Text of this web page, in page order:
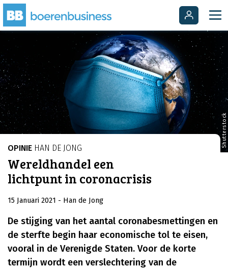
Shutterstock
OPINIE HAN DE JONG
Wereldhandel een
lichtpunt in coronacrisis
15 Januari 2021 - Han de Jong
De stijging van het aantal coronabesmettingen en
de sterfte begin haar economische tol te eisen,
vooral in de Verenigde Staten. Voor de korte
termijn wordt een verslechtering van de